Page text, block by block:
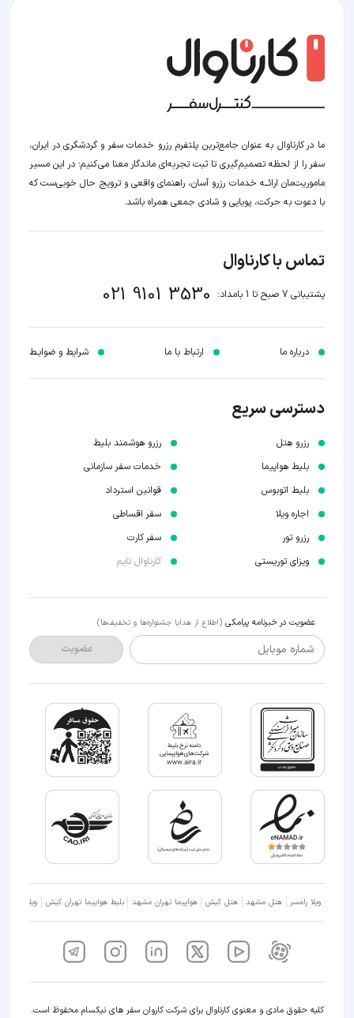
ما در کارناوال به عنوان جامع‌ترین پلتفرم رزرو خدمات سفر و گردشگری در ایران،
سفر را از لحظه‌ تصمیم‌گیری تا ثبت تجربه‌ای ماندگار معنا می‌کنیم؛ در این مسیر‍
ماموریت‌مان اراﺋــﻪ خدمات رزرو آسان، راهنمای واقعی و ترویج حال خوبی‌ست که
با دعوت به حرکت، پویایی و شادی جمعی همراه باشد.
تماس با کارناوال
پشتیبانی 7 صبح تا 1 بامداد: 021 9101 3530
درباره ما ارتباط با ما شرایط و ضوابـط
دسترسی سریع
رزرو هتل
بلیط هواپیما
بلیط اتوبوس
اجاره ویلا
رزرو تور
ویزای توریستی
رزرو هوشمند بلیط
خدمات سفر سازمانی
قوانین استرداد
سفر اقساطی
سفر کارت
کارناوال تایم
عضویت در خبرنامه پیامکی (اطلاع از هدایا جشنواره‌ها و تخفیف‌ها)
شماره موبایل عضویت
ویلا رامسر هتل مشهد هتل کیش هواپیما تهران مشهد بلیط هواپیما تهران کیش ویلا شمال
کلیه حقوق مادی و معنوی کارناوال برای شرکت کاروان سفر های نیکسام محفوظ است.